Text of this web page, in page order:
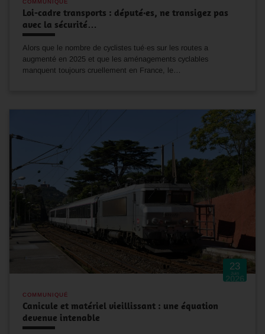
Loi-cadre transports : député·es, ne transigez pas
avec la sécurité…
Alors que le nombre de cyclistes tué·es sur les routes a
augmenté en 2025 et que les aménagements cyclables
manquent toujours cruellement en France, le…
23
Juin
2026
COMMUNIQUÉ
Canicule et matériel vieillissant : une équation
devenue intenable